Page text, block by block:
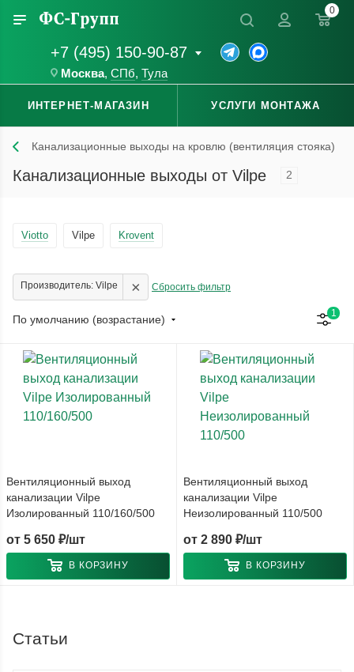
+7 (495) 150-90-87
Москва, СПб, Тула
0
ИНТЕРНЕТ-МАГАЗИН УСЛУГИ МОНТАЖА
Канализационные выходы на кровлю (вентиляция стояка)
Канализационные выходы от Vilpe 2
Viotto Vilpe Krovent
Производитель: Vilpe × Сбросить фильтр
По умолчанию (возрастание) 1
Вентиляционный выход
канализации Vilpe
Изолированный 110/160/500
от 5 650 ₽/шт
В КОРЗИНУ
Вентиляционный выход
канализации Vilpe
Неизолированный 110/500
от 2 890 ₽/шт
В КОРЗИНУ
Статьи